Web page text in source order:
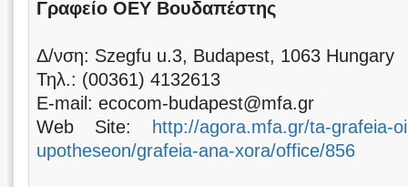
Γραφείο ΟΕΥ Βουδαπέστης
Δ/νση: Szegfu u.3, Budapest, 1063 Hungary
Τηλ.: (00361) 4132613
Ε-mail: ecocom-budapest@mfa.gr
Web Site:
http://agora.mfa.gr/ta-grafeia-
upotheseon/grafeia-ana-xora/office/856